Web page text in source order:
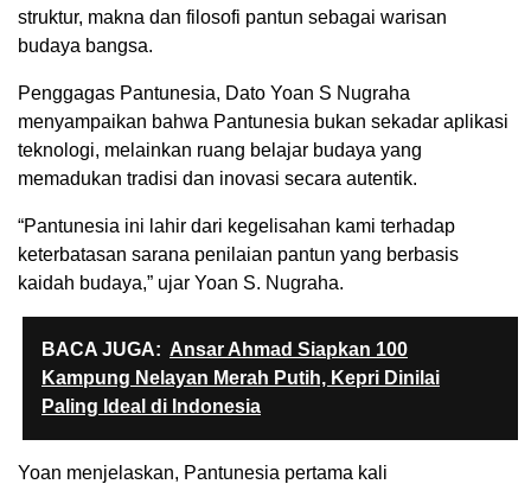
struktur, makna dan filosofi pantun sebagai warisan
budaya bangsa.
Penggagas Pantunesia, Dato Yoan S Nugraha
menyampaikan bahwa Pantunesia bukan sekadar aplikasi
teknologi, melainkan ruang belajar budaya yang
memadukan tradisi dan inovasi secara autentik.
“Pantunesia ini lahir dari kegelisahan kami terhadap
keterbatasan sarana penilaian pantun yang berbasis
kaidah budaya,” ujar Yoan S. Nugraha.
BACA JUGA: Ansar Ahmad Siapkan 100
Kampung Nelayan Merah Putih, Kepri Dinilai
Paling Ideal di Indonesia
Yoan menjelaskan, Pantunesia pertama kali